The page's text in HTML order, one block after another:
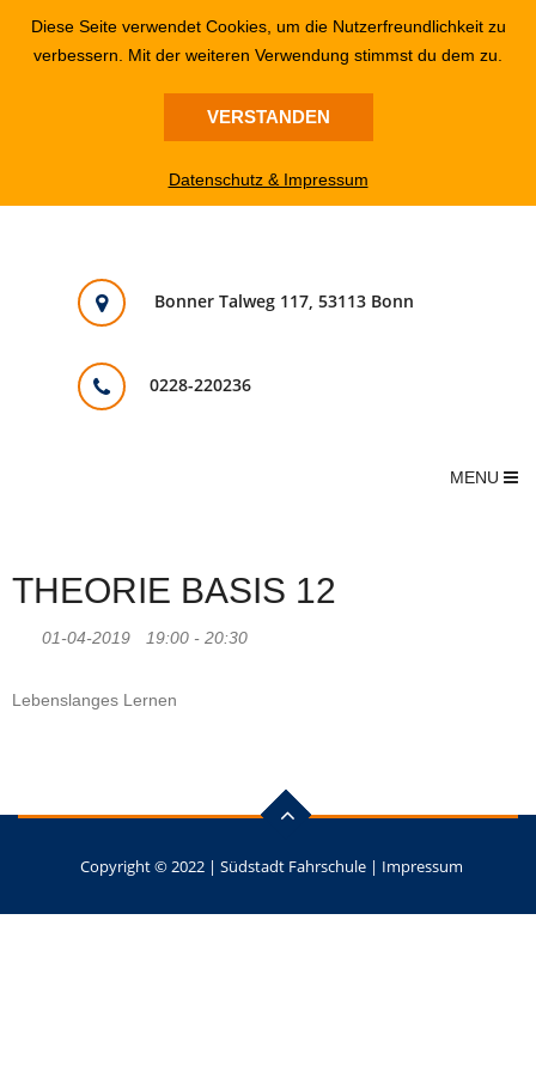
Bonner Talweg 117, 53113 Bonn
0228-220236
MENU
THEORIE BASIS 12
01-04-2019 19:00 - 20:30
Lebenslanges Lernen
Copyright © 2022 | Südstadt Fahrschule | Impressum
Diese Seite verwendet Cookies, um die Nutzerfreundlichkeit zu
verbessern. Mit der weiteren Verwendung stimmst du dem zu.
VERSTANDEN
Datenschutz & Impressum